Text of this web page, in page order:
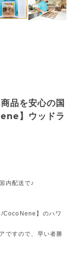
品を安心の国
】ウッドラ
内配送で♪
/CocoNene】のハワ
ですので、早い者勝